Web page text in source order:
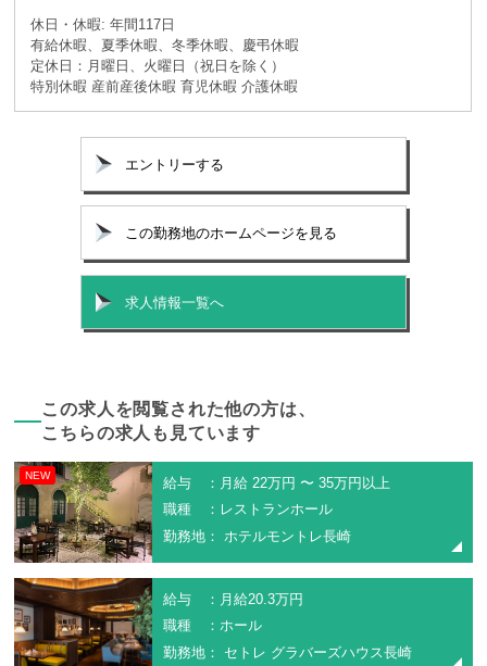
休日・休暇: 年間117日
有給休暇、夏季休暇、冬季休暇、慶弔休暇
定休日：月曜日、火曜日（祝日を除く）
特別休暇 産前産後休暇 育児休暇 介護休暇
エントリーする
この勤務地のホームページを見る
求人情報一覧へ
この求人を閲覧された他の方は、
こちらの求人も見ています
NEW
給与 ：月給 22万円 〜 35万円以上
職種 ：レストランホール
勤務地： ホテルモントレ長崎
給与 ：月給20.3万円
職種 ：ホール
勤務地： セトレ グラバーズハウス長崎